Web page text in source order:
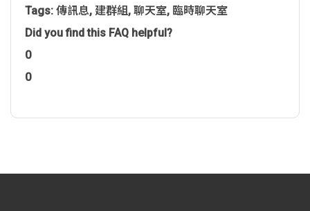
Tags: 傳訊息, 建群組, 聊天室, 臨時聊天室
Did you find this FAQ helpful?
0
0